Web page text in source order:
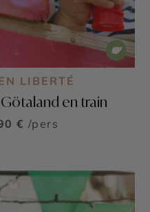
LIBERTÉ
en train
€ /pers